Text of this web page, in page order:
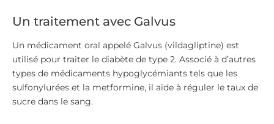
Un traitement avec Galvus
Un médicament oral appelé Galvus (vildagliptine) est
utilisé pour traiter le diabète de type 2. Associé à d’autres
types de médicaments hypoglycémiants tels que les
sulfonylurées et la metformine, il aide à réguler le taux de
sucre dans le sang.